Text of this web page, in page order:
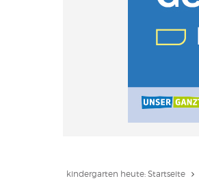
kindergarten heute: Startseite